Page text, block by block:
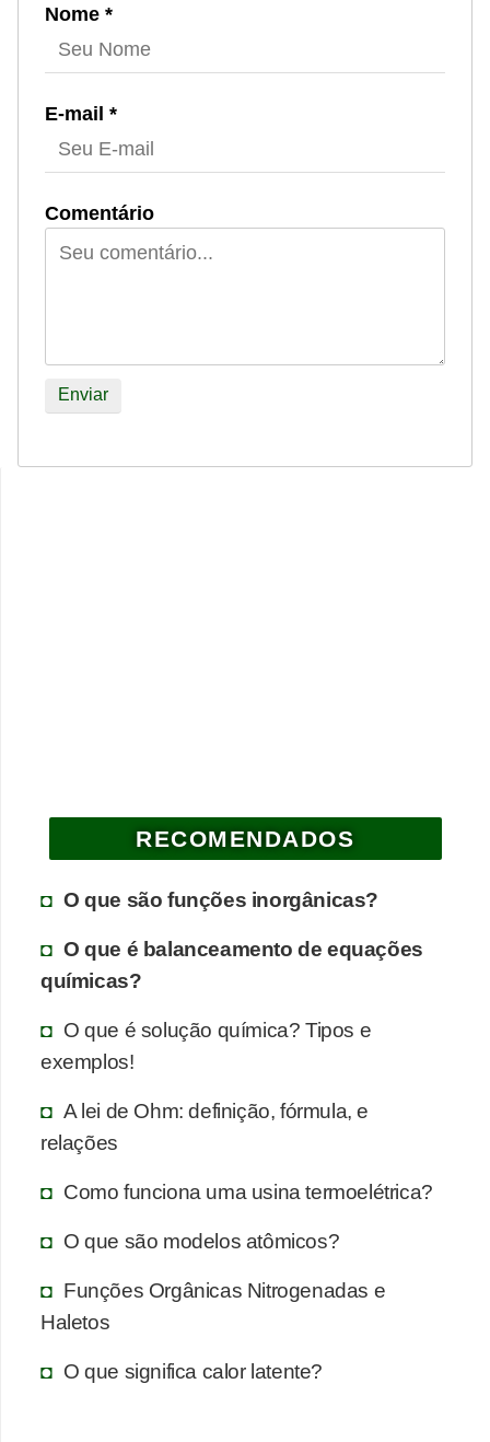
Nome *
E-mail *
Comentário
RECOMENDADOS
O que são funções inorgânicas?
O que é balanceamento de equações
químicas?
O que é solução química? Tipos e
exemplos!
A lei de Ohm: definição, fórmula, e
relações
Como funciona uma usina termoelétrica?
O que são modelos atômicos?
Funções Orgânicas Nitrogenadas e
Haletos
O que significa calor latente?